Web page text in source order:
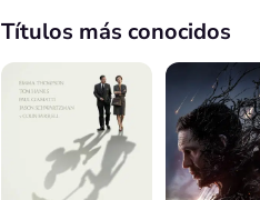
Títulos más conocidos